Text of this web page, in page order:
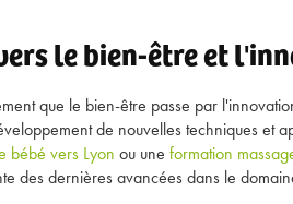
le bien-être et
que le bien-être passe par
de nouvelles techniques et
bébé vers Lyon ou une formation
des dernières avancées dans le